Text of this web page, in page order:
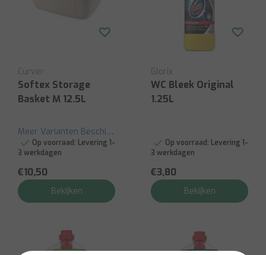
Curver
Softex Storage
Basket M 12.5L
Meer Varianten Beschikbaar
Op voorraad: Levering 1-
3 werkdagen
€10,50
Bekijken
Glorix
WC Bleek Original
1.25L
Op voorraad: Levering 1-
3 werkdagen
€3,80
Bekijken